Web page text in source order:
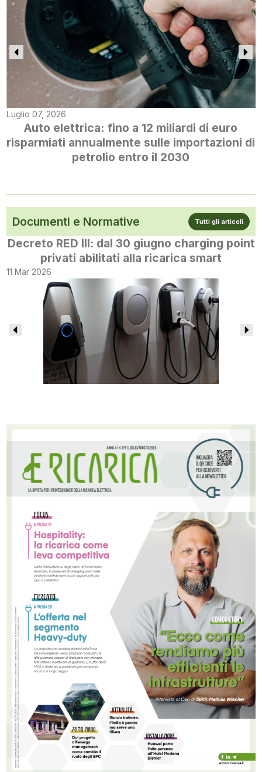
Luglio 07, 2026
Auto elettrica: fino a 12 miliardi di euro
risparmiati annualmente sulle importazioni di
petrolio entro il 2030
Documenti e Normative Tutti gli articoli
Decreto RED III: dal 30 giugno charging point
privati abilitati alla ricarica smart
11 Mar 2026